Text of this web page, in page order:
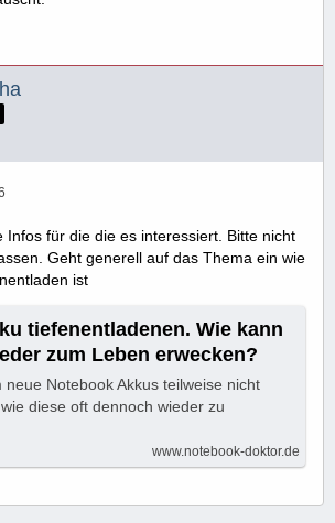
Infos für die die es interessiert. Bitte nicht
Geht generell auf das Thema ein wie
ist
tiefenentladenen. Wie kann
zum Leben erwecken?
Notebook Akkus teilweise nicht
diese oft dennoch wieder zu
www.notebook-doktor.de